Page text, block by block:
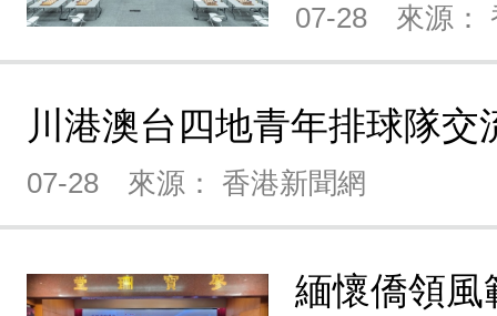
07-28 來源：
川港澳台四地青年排球隊交
07-28 來源： 香港新聞網
緬懷僑領風